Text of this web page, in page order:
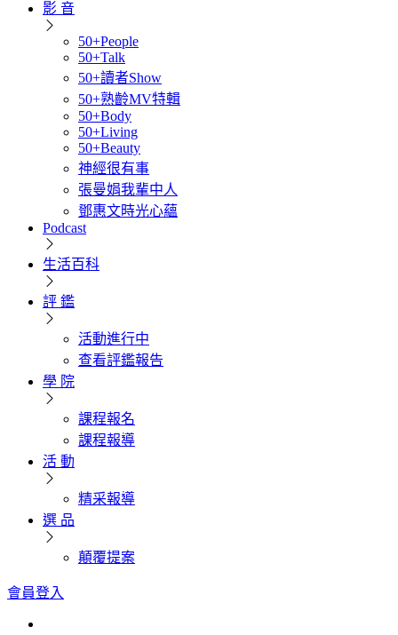
影 音
50+People
50+Talk
50+讀者Show
50+熟齡MV特輯
50+Body
50+Living
50+Beauty
神經很有事
張曼娟我輩中人
鄧惠文時光心蘊
Podcast
生活百科
評 鑑
活動進行中
查看評鑑報告
學 院
課程報名
課程報導
活 動
精采報導
選 品
顛覆提案
會員登入